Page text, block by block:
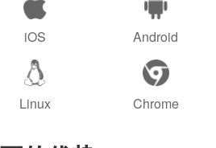
iOS Android
Linux Chrome